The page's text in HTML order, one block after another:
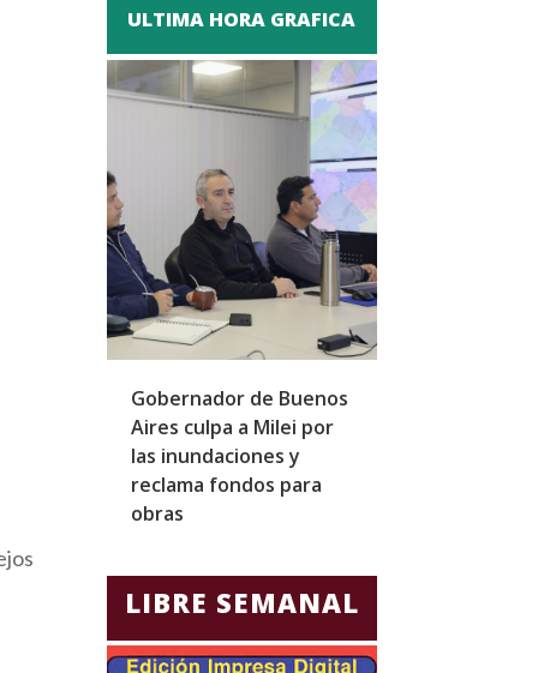
ULTIMA HORA GRAFICA
Gobernador de Buenos
Aires culpa a Milei por
las inundaciones y
reclama fondos para
obras
LIBRE SEMANAL